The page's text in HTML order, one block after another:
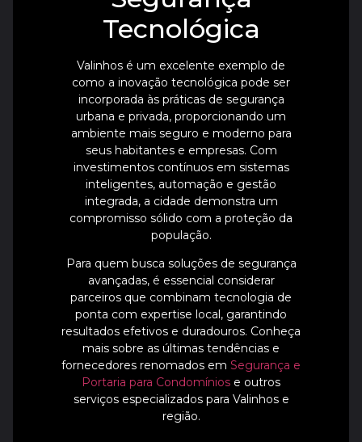
Tecnológica
Valinhos é um excelente exemplo de
como a inovação tecnológica pode ser
incorporada às práticas de segurança
urbana e privada, proporcionando um
ambiente mais seguro e moderno para
seus habitantes e empresas. Com
investimentos contínuos em sistemas
inteligentes, automação e gestão
integrada, a cidade demonstra um
compromisso sólido com a proteção da
população.
Para quem busca soluções de segurança
avançadas, é essencial considerar
parceiros que combinam tecnologia de
ponta com expertise local, garantindo
resultados efetivos e duradouros. Conheça
mais sobre as últimas tendências e
fornecedores renomados em Segurança e
Portaria para Condomínios e outros
serviços especializados para Valinhos e
região.